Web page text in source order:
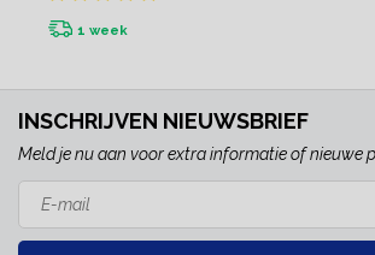
1 week
INSCHRIJVEN NIEUWSBRIEF
Meld je nu aan voor extra informatie of nieuwe